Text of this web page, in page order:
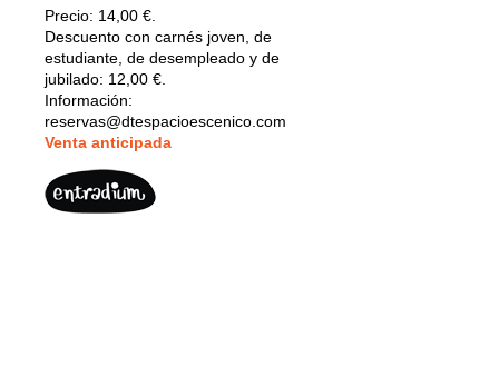
Precio: 14,00 €.
Descuento con carnés joven, de
estudiante, de desempleado y de
jubilado: 12,00 €.
Información:
reservas@dtespacioescenico.com
Venta anticipada